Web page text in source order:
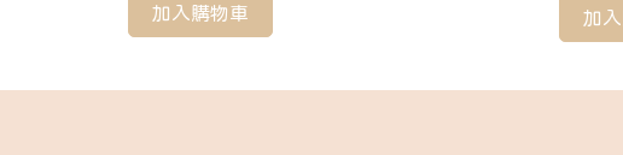
加入購物車 加